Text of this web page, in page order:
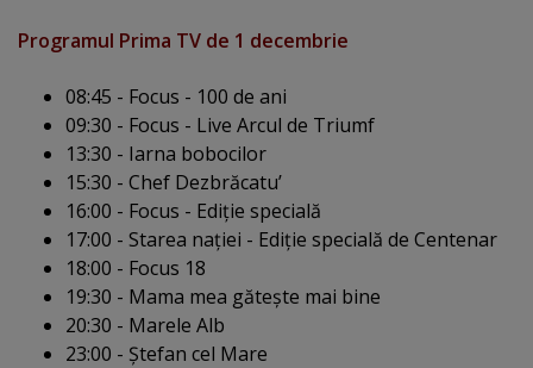
Programul Prima TV de 1 decembrie
08:45 - Focus - 100 de ani
09:30 - Focus - Live Arcul de Triumf
13:30 - Iarna bobocilor
15:30 - Chef Dezbrăcatu’
16:00 - Focus - Ediţie specială
17:00 - Starea naţiei - Ediţie specială de Centenar
18:00 - Focus 18
19:30 - Mama mea găteşte mai bine
20:30 - Marele Alb
23:00 - Ştefan cel Mare